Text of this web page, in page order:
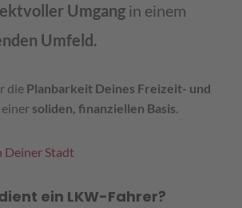
Umgang in einem
Umfeld.
die Planbarkeit Deines Freizeit- und
soliden, finanziellen Basis.
Deiner Stadt
ein LKW-Fahrer?